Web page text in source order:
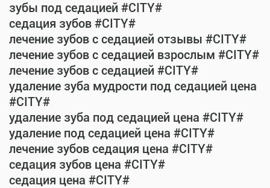
зубы под седацией #CITY#
седация зубов #CITY#
лечение зубов с седацией отзывы #CITY#
лечение зубов с седацией взрослым #CITY#
лечение зубов с седацией #CITY#
удаление зуба мудрости под седацией цена
#CITY#
удаление зуба под седацией цена #CITY#
удаление под седацией цена #CITY#
лечение зубов седация цена #CITY#
седация зубов цена #CITY#
седация цена #CITY#